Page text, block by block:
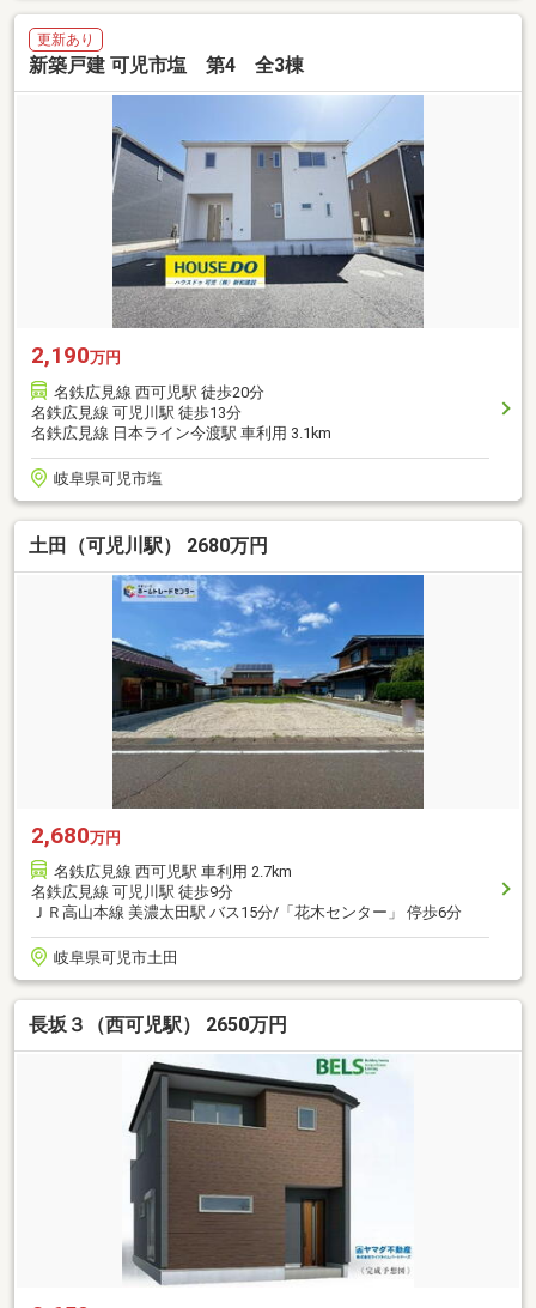
更新あり
新築戸建 可児市塩 第4 全3棟
2,190万円
名鉄広見線 西可児駅 徒歩20分
名鉄広見線 可児川駅 徒歩13分
名鉄広見線 日本ライン今渡駅 車利用 3.1km
岐阜県可児市塩
土田（可児川駅） 2680万円
2,680万円
名鉄広見線 西可児駅 車利用 2.7km
名鉄広見線 可児川駅 徒歩9分
ＪＲ高山本線 美濃太田駅 バス15分/「花木センター」 停歩6分
岐阜県可児市土田
長坂３（西可児駅） 2650万円